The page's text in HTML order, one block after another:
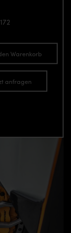
Warenkorb
anfragen